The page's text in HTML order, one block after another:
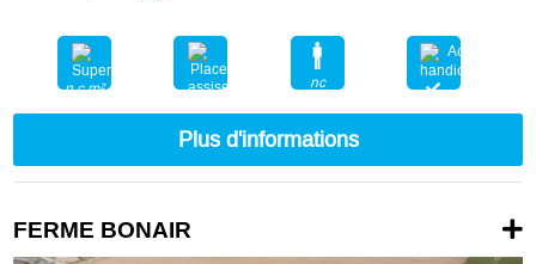
n.c.m²
nc
Plus d'informations
FERME BONAIR